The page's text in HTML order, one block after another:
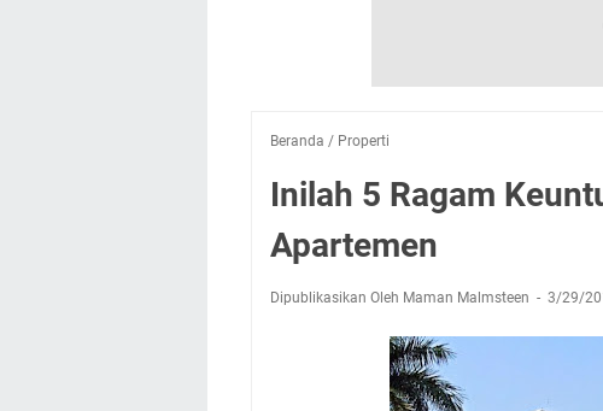
Beranda / Properti
Inilah 5 Ragam
Apartemen
Dipublikasikan Oleh Maman Malmsteen 3/29/